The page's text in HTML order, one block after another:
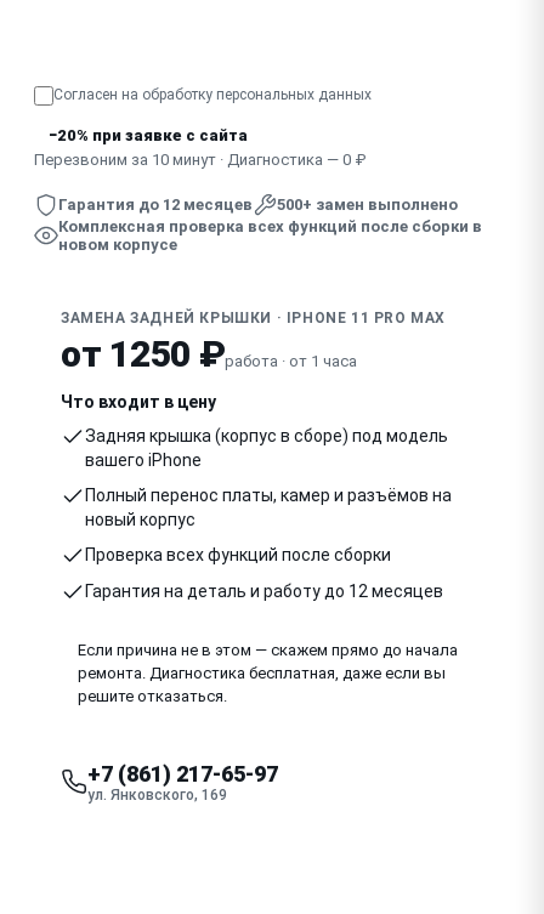
Согласен на обработку персональных данных
−20% при заявке с сайта
Перезвоним за 10 минут · Диагностика — 0 ₽
Гарантия до 12 месяцев
500+ замен выполнено
Комплексная проверка всех функций после сборки в
новом корпусе
ЗАМЕНА ЗАДНЕЙ КРЫШКИ · IPHONE 11 PRO MAX
от 1250 ₽работа · от 1 часа
Что входит в цену
Задняя крышка (корпус в сборе) под модель
вашего iPhone
Полный перенос платы, камер и разъёмов на
новый корпус
Проверка всех функций после сборки
Гарантия на деталь и работу до 12 месяцев
Если причина не в этом — скажем прямо до начала
ремонта. Диагностика бесплатная, даже если вы
решите отказаться.
+7 (861) 217-65-97
ул. Янковского, 169